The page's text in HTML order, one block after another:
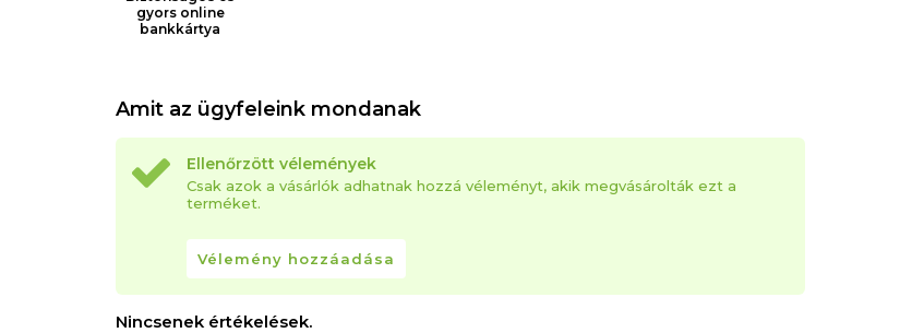
gyors online
bankkártya
Amit az ügyfeleink mondanak
Ellenőrzött vélemények
Csak azok a vásárlók adhatnak hozzá véleményt, akik megvásárolták ezt a
terméket.
Vélemény hozzáadása
Nincsenek értékelések.